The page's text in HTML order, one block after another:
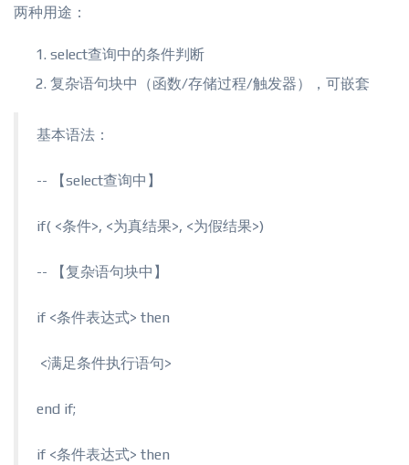
两种用途：
select查询中的条件判断
复杂语句块中（函数/存储过程/触发器），可嵌套
基本语法：
-- 【select查询中】
if( <条件>, <为真结果>, <为假结果>)
-- 【复杂语句块中】
if <条件表达式> then
​ <满足条件执行语句>
end if;
if <条件表达式> then